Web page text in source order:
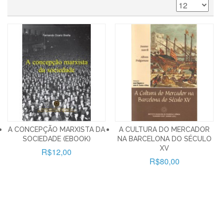
A CONCEPÇÃO MARXISTA DA
SOCIEDADE (EBOOK)
R$12,00
A CULTURA DO MERCADOR
NA BARCELONA DO SÉCULO
XV
R$80,00